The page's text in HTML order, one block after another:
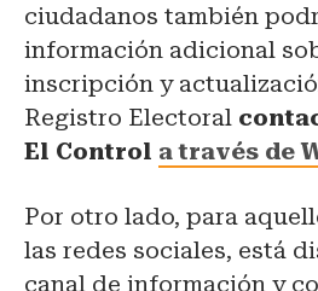
ciudadanos también
información adicional
inscripción y
Registro Electoral
El Control a través de
Por otro lado, para
las redes sociales, está
canal de información y